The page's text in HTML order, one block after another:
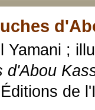
Yamani ;
d'Abou
de